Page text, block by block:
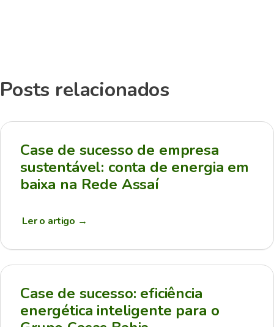
Posts relacionados
Case de sucesso de empresa
sustentável: conta de energia em
baixa na Rede Assaí
Ler o artigo →
Case de sucesso: eficiência
energética inteligente para o